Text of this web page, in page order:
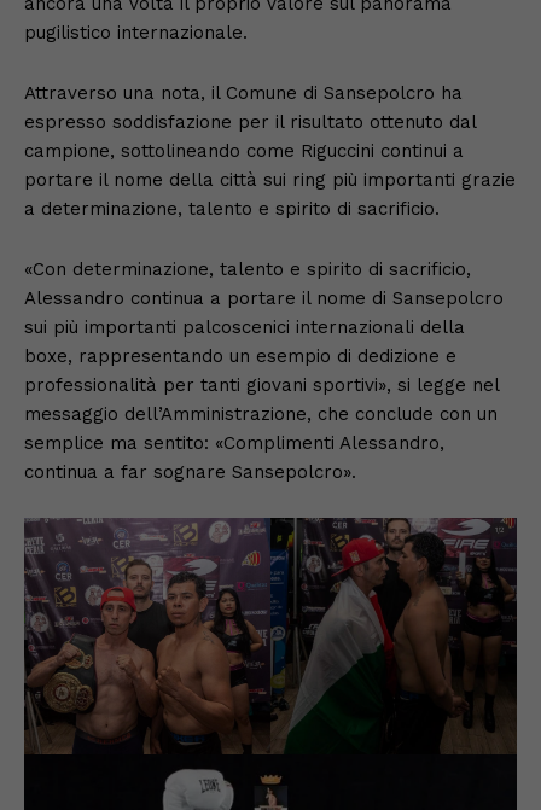
pugilistico internazionale.
Attraverso una nota, il Comune di Sansepolcro ha
espresso soddisfazione per il risultato ottenuto dal
campione, sottolineando come Riguccini continui a
portare il nome della città sui ring più importanti grazie
a determinazione, talento e spirito di sacrificio.
«Con determinazione, talento e spirito di sacrificio,
Alessandro continua a portare il nome di Sansepolcro
sui più importanti palcoscenici internazionali della
boxe, rappresentando un esempio di dedizione e
professionalità per tanti giovani sportivi», si legge nel
messaggio dell’Amministrazione, che conclude con un
semplice ma sentito: «Complimenti Alessandro,
continua a far sognare Sansepolcro».